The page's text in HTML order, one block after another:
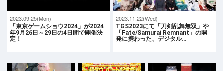
2023.09.25(Mon)
「東京ゲームショウ2024」が2024
年9月26日～29日の4日間で開催決
定！
2023.11.22(Wed)
TGS2023にて「刀剣乱舞無双」や
「Fate/Samurai Remnant」の開
発に携わった、デジタル…